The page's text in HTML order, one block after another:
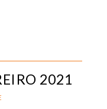
2021